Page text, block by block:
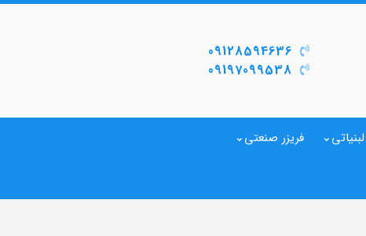
09128594636
09197099538
فریزر صنعتی